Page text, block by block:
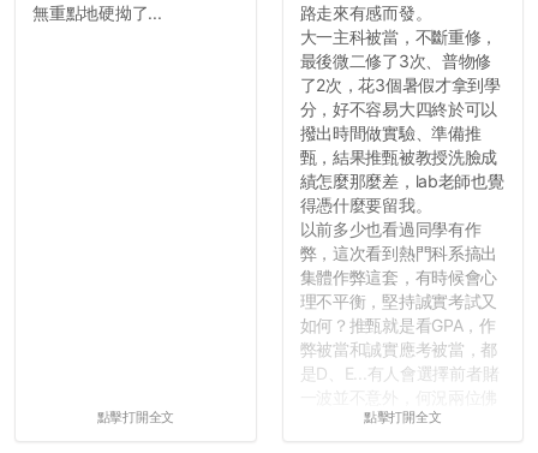
無重點地硬拗了...
點擊打開全文
路走來有感而發。
大一主科被當，不斷重修，
最後微二修了3次、普物修
了2次，花3個暑假才拿到學
分，好不容易大四終於可以
撥出時間做實驗、準備推
甄，結果推甄被教授洗臉成
績怎麼那麼差，lab老師也覺
得憑什麼要留我。
以前多少也看過同學有作
弊，這次看到熱門科系搞出
集體作弊這套，有時候會心
理不平衡，堅持誠實考試又
如何？推甄就是看GPA，作
弊被當和誠實應考被當，都
是D、E...有人會選擇前者賭
心教授看起來要輕輕放下
點擊打開全文